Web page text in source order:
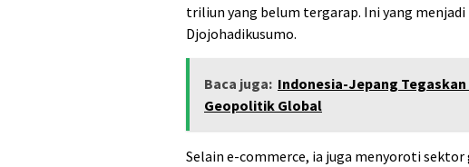
triliun yang belum tergarap. Ini yang
Djojohadikusumo.
Baca juga: Indonesia-Jepang
Geopolitik Global
Selain e-commerce, ia juga menyoroti